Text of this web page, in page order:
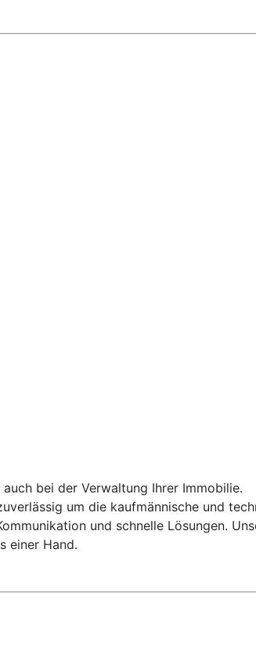
bei der Verwaltung Ihrer Immobilie.
um die kaufmännische und
und schnelle Lösungen.
einer Hand.